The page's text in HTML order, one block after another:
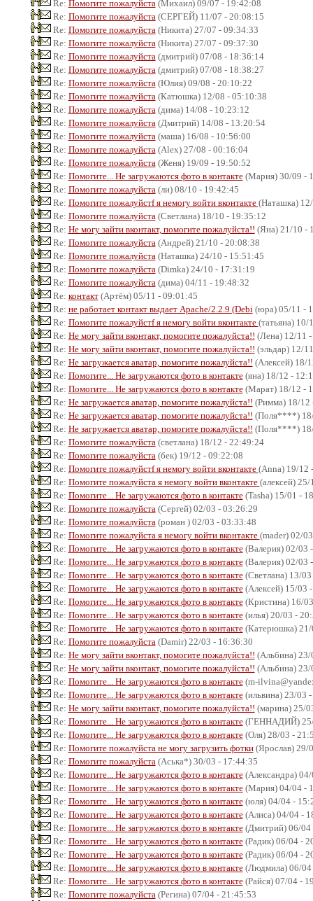
Re: Помогите пожалуйста (Михаил) 09/07 - 19:42:08
Re: Помогите пожалуйста (СЕРГЕЙ) 11/07 - 20:08:15
Re: Помогите пожалуйста (Никита) 27/07 - 09:34:33
Re: Помогите пожалуйста (Никита) 27/07 - 09:37:30
Re: Помогите пожалуйста (дмитрий) 07/08 - 18:36:14
Re: Помогите пожалуйста (дмитрий) 07/08 - 18:38:27
Re: Помогите пожалуйста (Юлия) 09/08 - 20:10:22
Re: Помогите пожалуйста (Катюшка) 12/08 - 05:10:38
Re: Помогите пожалуйста (дима) 14/08 - 10:23:12
Re: Помогите пожалуйста (Дмитрий) 14/08 - 13:20:54
Re: Помогите пожалуйста (маша) 16/08 - 10:56:00
Re: Помогите пожалуйста (Alex) 27/08 - 00:16:04
Re: Помогите пожалуйста (Женя) 19/09 - 19:50:52
Re: Помогите... Не загружаются фото в контакте(Мария) 30/09 -
Re: Помогите пожалуйста (ли) 08/10 - 19:42:45
Re: Помогите пожалуйстf я немогу войти вконтакте (Наташка)
Re: Помогите пожалуйста (Светлана) 18/10 - 19:35:12
Re: Не могу зайти вконтакт, помогите пожалуйста!! (Яна) 21/10 -
Re: Помогите пожалуйста (Андрей) 21/10 - 20:08:38
Re: Помогите пожалуйста (Наташка) 24/10 - 15:51:45
Re: Помогите пожалуйста (Dimka) 24/10 - 17:31:19
Re: Помогите пожалуйста (дима) 04/11 - 19:48:32
Re: контакт(Артём) 05/11 - 09:01:45
Re: не работает контакт выдает Apache/2.2.9 (Debi (юра) 05/11 -
Re: Помогите пожалуйстf я немогу войти вконтакте (татьяна)
Re: Не могу зайти вконтакт, помогите пожалуйста!! (Лена) 12/11
Re: Не могу зайти вконтакт, помогите пожалуйста!! (эльдар) 12/
Re: Не загружается аватар, помогите пожалуйста!! (Алексей) 18/
Re: Помогите... Не загружаются фото в контакте(яна) 18/12 -
Re: Помогите... Не загружаются фото в контакте(Марат) 18/12 -
Re: Не загружается аватар, помогите пожалуйста!! (Римма) 18/12
Re: Не загружается аватар, помогите пожалуйста!! (Поля****)
Re: Не загружается аватар, помогите пожалуйста!! (Поля****)
Re: Помогите пожалуйста (светлана) 18/12 - 22:49:24
Re: Помогите пожалуйста (бек) 19/12 - 09:22:08
Re: Помогите пожалуйстf я немогу войти вконтакте (Anna) 19/12
Re: Помогите пожалуйста я немогу войти вконтакте (алексей)
Re: Помогите... Не загружаются фото в контакте(Tasha) 15/01 -
Re: Помогите пожалуйста (Сергей) 02/03 - 03:26:29
Re: Помогите пожалуйста (роман ) 02/03 - 03:33:48
Re: Помогите пожалуйста я немогу войти вконтакте (mader) 02/
Re: Помогите... Не загружаются фото в контакте(Валерия) 02/03
Re: Помогите... Не загружаются фото в контакте(Валерия) 02/03
Re: Помогите... Не загружаются фото в контакте(Светлана) 13/
Re: Помогите... Не загружаются фото в контакте(Алексей) 15/03
Re: Помогите... Не загружаются фото в контакте(Кристина) 16/
Re: Помогите... Не загружаются фото в контакте(илья) 20/03 -
Re: Помогите... Не загружаются фото в контакте(Катерюшка) 21/
Re: Помогите пожалуйста (Damir) 22/03 - 16:36:30
Re: Не могу зайти вконтакт, помогите пожалуйста!! (Альбина)
Re: Не могу зайти вконтакт, помогите пожалуйста!! (Альбина)
Re: Помогите... Не загружаются фото в контакте(m-
Re: Помогите... Не загружаются фото в контакте(ильвина) 23/03
Re: Не могу зайти вконтакт, помогите пожалуйста!! (марина) 25/
Re: Помогите... Не загружаются фото в контакте(ГЕННАДИЙ) 25/
Re: Помогите... Не загружаются фото в контакте(Оля) 28/03 -
Re: Помогите пожалуйста не могу загрузить фотки(Ярослав) 29/
Re: Помогите пожалуйста (Аська*) 30/03 - 17:44:35
Re: Помогите... Не загружаются фото в контакте(Александра)
Re: Помогите... Не загружаются фото в контакте(Мария) 04/04 -
Re: Помогите... Не загружаются фото в контакте(юля) 04/04 -
Re: Помогите... Не загружаются фото в контакте(Алиса) 04/04 -
Re: Помогите... Не загружаются фото в контакте(Дмитрий) 06/04
Re: Помогите... Не загружаются фото в контакте(Радик) 06/04 -
Re: Помогите... Не загружаются фото в контакте(Радик) 06/04 -
Re: Помогите... Не загружаются фото в контакте(Людмила) 06/04
Re: Помогите... Не загружаются фото в контакте(Райся) 07/04 -
Re: Помогите пожалуйста (Регина) 07/04 - 21:45:53